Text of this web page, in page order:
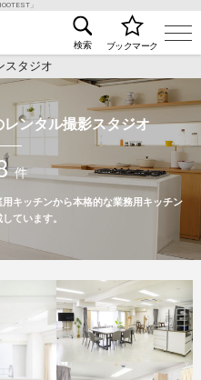
」
スタジオ･ハウススタジオ検索の
検索 ブックマーク
スタジオ
ンタル撮影スタジオ
件
キッチンから本格的な業務用キッチン
ています。